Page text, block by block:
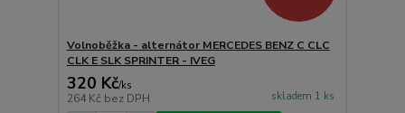
Volnoběžka - alternátor MERCEDES BENZ C CLC
CLK E SLK SPRINTER - IVEG
320 Kč/ks
264 Kč bez DPH skladem 1 ks